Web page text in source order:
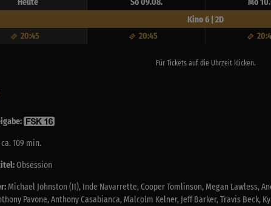
20:45 20:45
Kino 6 | 2D
Für Tickets auf die Uhrzeit klicken.
ca. 109 min.
Obsession
Michael Johnston (II), Inde Navarrette, Cooper Tomlinson, Megan Lawless,
Pavone, Anthony Casabianca, Malcolm Kelner, Jeff Barker, Travis Beck,